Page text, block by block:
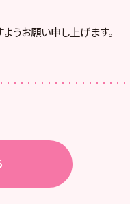
うお願い申し上げます。